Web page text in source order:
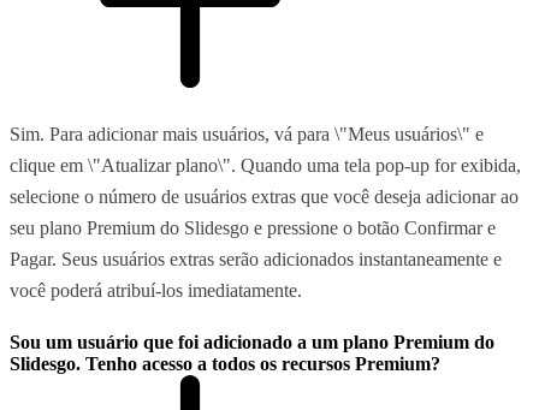
Sim. Para adicionar mais usuários, vá para \"Meus usuários\" e
clique em \"Atualizar plano\". Quando uma tela pop-up for exibida,
selecione o número de usuários extras que você deseja adicionar ao
seu plano Premium do Slidesgo e pressione o botão Confirmar e
Pagar. Seus usuários extras serão adicionados instantaneamente e
você poderá atribuí-los imediatamente.
Sou um usuário que foi adicionado a um plano Premium do
Slidesgo. Tenho acesso a todos os recursos Premium?